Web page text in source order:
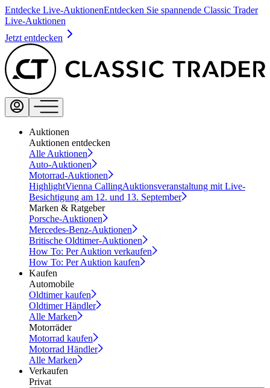
Entdecke Live-AuktionenEntdecken Sie spannende Classic Trader
Live-Auktionen
Jetzt entdecken
Auktionen
Auktionen entdecken
Alle Auktionen
Auto-Auktionen
Motorrad-Auktionen
HighlightVienna CallingAuktionsveranstaltung mit Live-
Besichtigung am 12. und 13. September
Marken & Ratgeber
Porsche-Auktionen
Mercedes-Benz-Auktionen
Britische Oldtimer-Auktionen
How To: Per Auktion verkaufen
How To: Per Auktion kaufen
Kaufen
Automobile
Oldtimer kaufen
Oldtimer Händler
Alle Marken
Motorräder
Motorrad kaufen
Motorrad Händler
Alle Marken
Verkaufen
Privat